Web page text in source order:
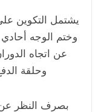
وختم الوجه
عن اتجاه
وحلقة